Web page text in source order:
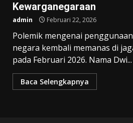
Kewarganegaraan
admin Februari 22, 2026
Polemik mengenai
negara kembali memanas di
pada Februari 2026. Nama Dwi...
Baca Selengkapnya